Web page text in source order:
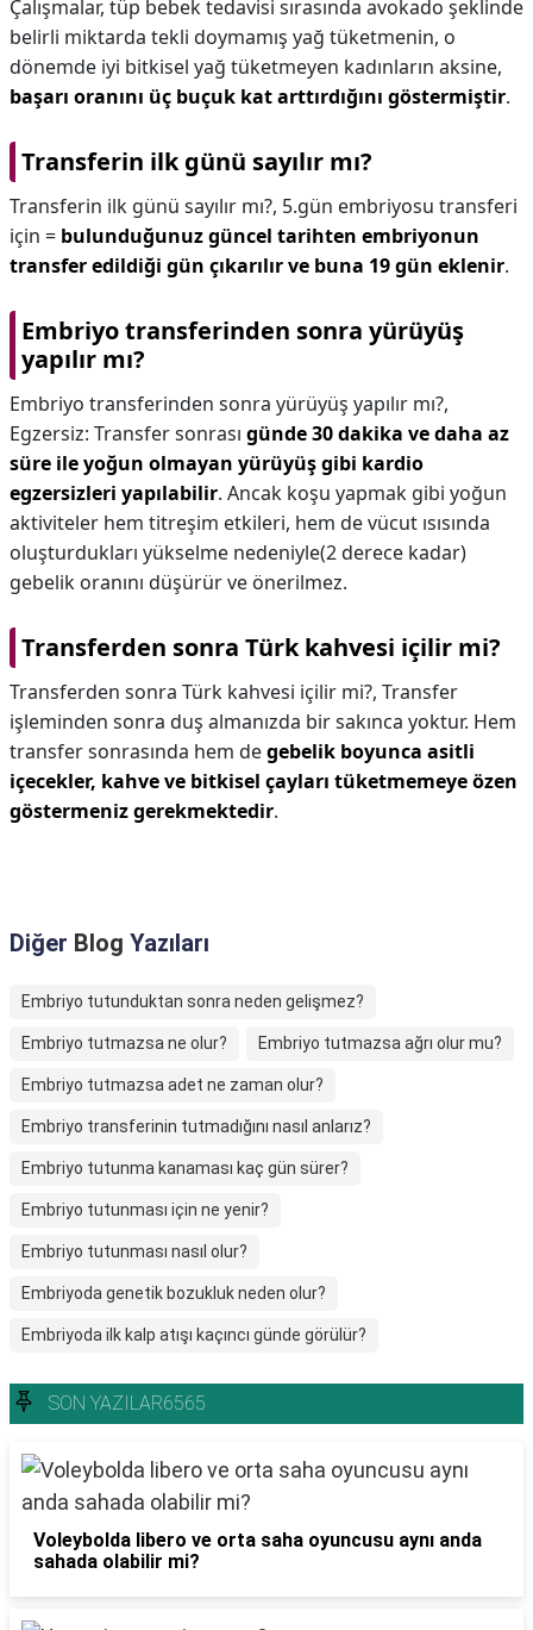
Çalışmalar, tüp bebek tedavisi sırasında avokado şeklinde
belirli miktarda tekli doymamış yağ tüketmenin, o
dönemde iyi bitkisel yağ tüketmeyen kadınların aksine,
başarı oranını üç buçuk kat arttırdığını göstermiştir.
Transferin ilk günü sayılır mı?
Transferin ilk günü sayılır mı?, 5.gün embriyosu transferi
için = bulunduğunuz güncel tarihten embriyonun
transfer edildiği gün çıkarılır ve buna 19 gün eklenir.
Embriyo transferinden sonra yürüyüş
yapılır mı?
Embriyo transferinden sonra yürüyüş yapılır mı?,
Egzersiz: Transfer sonrası günde 30 dakika ve daha az
süre ile yoğun olmayan yürüyüş gibi kardio
egzersizleri yapılabilir. Ancak koşu yapmak gibi yoğun
aktiviteler hem titreşim etkileri, hem de vücut ısısında
oluşturdukları yükselme nedeniyle(2 derece kadar)
gebelik oranını düşürür ve önerilmez.
Transferden sonra Türk kahvesi içilir mi?
Transferden sonra Türk kahvesi içilir mi?, Transfer
işleminden sonra duş almanızda bir sakınca yoktur. Hem
transfer sonrasında hem degebelik boyunca asitli
içecekler, kahve ve bitkisel çayları tüketmemeye özen
göstermeniz gerekmektedir.
Diğer Blog Yazıları
Embriyo tutunduktan sonra neden gelişmez?
Embriyo tutmazsa ne olur? Embriyo tutmazsa ağrı olur mu?
Embriyo tutmazsa adet ne zaman olur?
Embriyo transferinin tutmadığını nasıl anlarız?
Embriyo tutunma kanaması kaç gün sürer?
Embriyo tutunması için ne yenir?
Embriyo tutunması nasıl olur?
Embriyoda genetik bozukluk neden olur?
Embriyoda ilk kalp atışı kaçıncı günde görülür?
SON YAZILAR6565
Voleybolda libero ve orta saha oyuncusu aynı anda
sahada olabilir mi?